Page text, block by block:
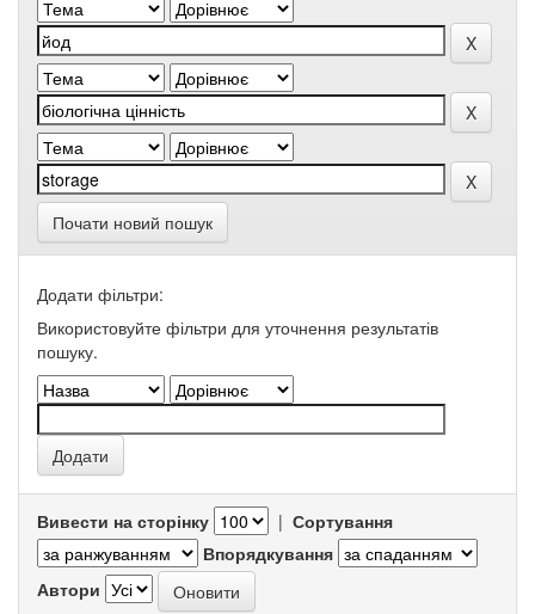
Почати новий пошук
Додати фільтри:
Використовуйте фільтри для уточнення результатів
пошуку.
Вивести на сторінку | Сортування
Впорядкування
Автори